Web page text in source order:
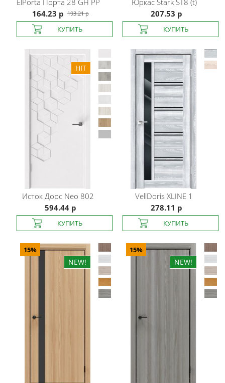
ElPorta Порта 28 GH PP
164.23 р 193.21 р
ЮркасStark ST8 (t)
207.53 р
Исток Дорс Neo 802
594.44 р
VellDoris XLINE 1
278.11 р
15% 15%